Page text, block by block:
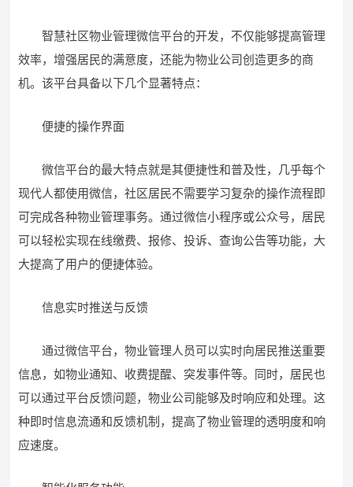
智慧社区物业管理微信平台的开发，不仅能够提高管理
效率，增强居民的满意度，还能为物业公司创造更多的商
机。该平台具备以下几个显著特点：
便捷的操作界面
微信平台的最大特点就是其便捷性和普及性，几乎每个
现代人都使用微信，社区居民不需要学习复杂的操作流程即
可完成各种物业管理事务。通过微信小程序或公众号，居民
可以轻松实现在线缴费、报修、投诉、查询公告等功能，大
大提高了用户的便捷体验。
信息实时推送与反馈
通过微信平台，物业管理人员可以实时向居民推送重要
信息，如物业通知、收费提醒、突发事件等。同时，居民也
可以通过平台反馈问题，物业公司能够及时响应和处理。这
种即时信息流通和反馈机制，提高了物业管理的透明度和响
应速度。